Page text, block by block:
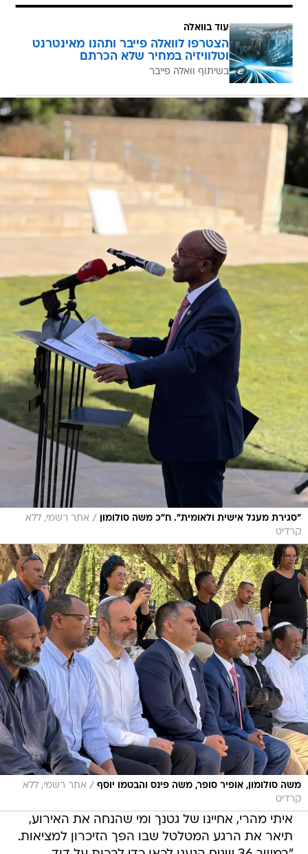
עוד בוואלה
הצטרפו לוואלה פייבר ותהנו מאינטרנט
וטלוויזיה במחיר שלא הכרתם
בשיתוף וואלה פייבר
"סגירת מעגל אישית ולאומית". ח"כ משה סולומון / אתר רשמי, ללא
קרדיט
משה סולומון, אופיר סופר, משה פינס והבטמו יוסף / אתר רשמי, ללא
קרדיט
איתי מהרי, אחיינו של גטנך ומי שהנחה את האירוע,
תיאר את הרגע המטלטל שבו הפך הזיכרון למציאות.